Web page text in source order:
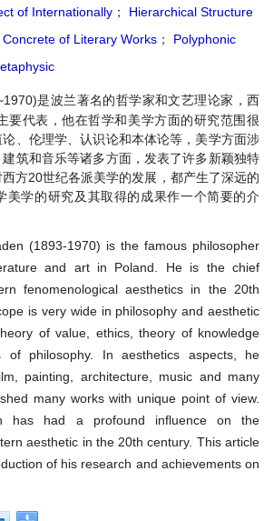
of Internationally ；
Hierarchical Structure
of Literary Works ；
Polyphonic
是波兰著名的哲学家和文艺理论家，西
要代表，他在哲学和美学方面的研究范围很
、伦理学、认识论和本体论等，美学方面涉
筑和音乐等诸多方面，发表了许多新颖独特
方20世纪各派美学的发展，都产生了深远的
美学的研究及其取得的成果作一个简要的介
(1893-1970) is the famous philosopher
and art in Poland. He is the chief
fenomenological aesthetics in the 20th
is very wide in philosophy and aesthetic
of value, ethics, theory of knowledge
philosophy. In aesthetics aspects, he
painting, architecture, music and many
many works with unique point of view.
has had a profound influence on the
aesthetic in the 20th century. This article
of his research and achievements on